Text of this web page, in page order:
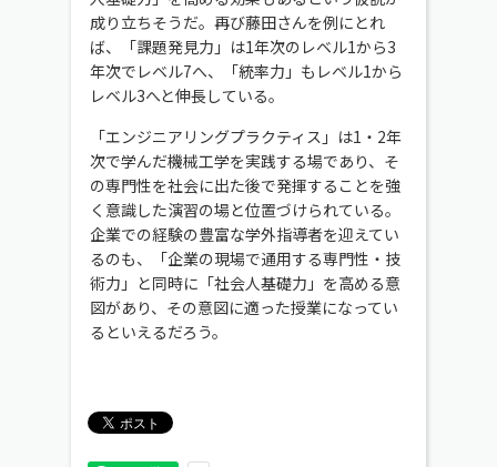
成り立ちそうだ。再び藤田さんを例にとれ
ば、「課題発見力」は1年次のレベル1から3
年次でレベル7へ、「統率力」もレベル1から
レベル3へと伸長している。
「エンジニアリングプラクティス」は1・2年
次で学んだ機械工学を実践する場であり、そ
の専門性を社会に出た後で発揮することを強
く意識した演習の場と位置づけられている。
企業での経験の豊富な学外指導者を迎えてい
るのも、「企業の現場で通用する専門性・技
術力」と同時に「社会人基礎力」を高める意
図があり、その意図に適った授業になってい
るといえるだろう。